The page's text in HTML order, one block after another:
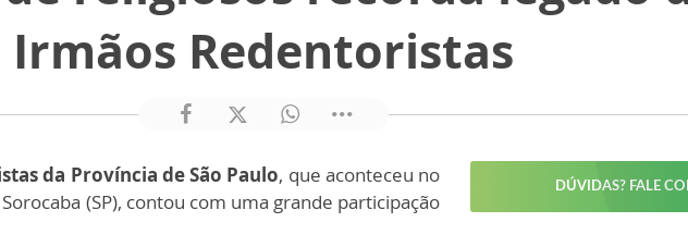
Irmãos Redentoristas
da Província de São Paulo, que aconteceu no
(SP), contou com uma grande participação
DÚVIDAS? FALE